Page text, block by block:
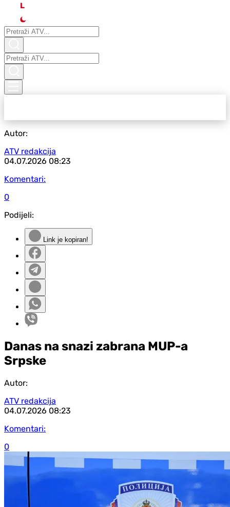
L
Autor:
ATV redakcija
04.07.2026 08:23
Komentari:
0
Podijeli:
Link je kopiran!
Danas na snazi zabrana MUP-a
Srpske
Autor:
ATV redakcija
04.07.2026 08:23
Komentari:
0